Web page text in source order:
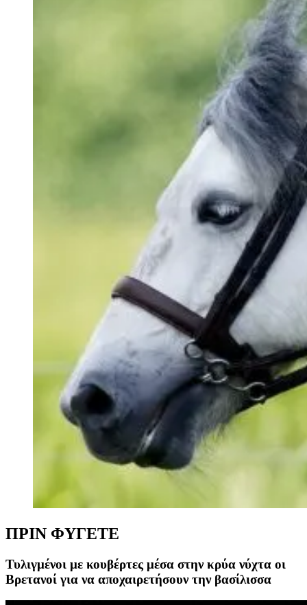
ΠΡΙΝ ΦΥΓΕΤΕ
Τυλιγμένοι με κουβέρτες μέσα στην κρύα νύχτα οι
Βρετανοί για να αποχαιρετήσουν την βασίλισσα